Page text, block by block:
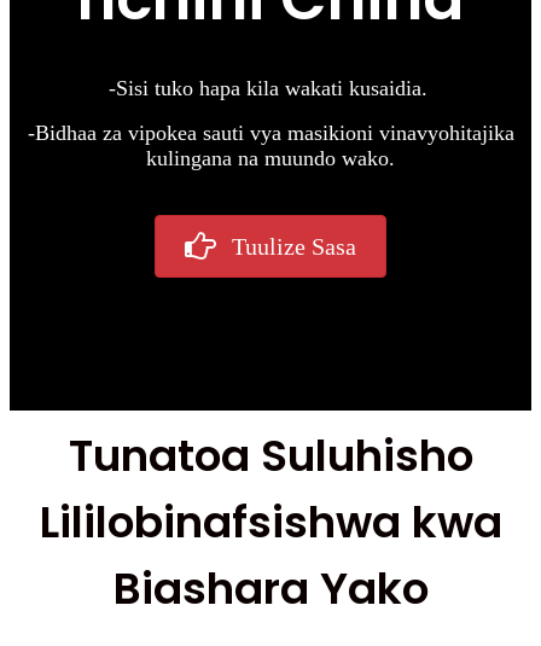
-Sisi tuko hapa kila wakati kusaidia.
-Bidhaa za vipokea sauti vya masikioni vinavyohitajika
kulingana na muundo wako.
Tuulize Sasa
Tunatoa Suluhisho
Lililobinafsishwa kwa
Biashara Yako